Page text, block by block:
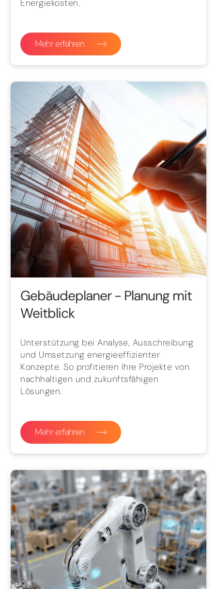
Energiekosten.
Mehr erfahren
Gebäudeplaner- Planung mit
Weitblick
Unterstützung bei Analyse, Ausschreibung
und Umsetzung energieeffizienter
Konzepte. So profitieren Ihre Projekte von
nachhaltigen und zukunftsfähigen
Lösungen.
Mehr erfahren